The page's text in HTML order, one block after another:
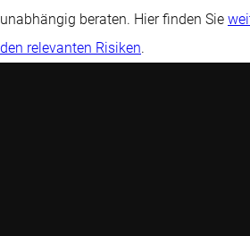
unabhängig beraten. Hier finden Sie
den relevanten Risiken.